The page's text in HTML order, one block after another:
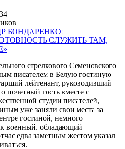
стрелкового Семеновского
писателем в Белую гостиную
лейтенант, руководивший
почетный гость вместе с
студии писателей,
уже заняли свои места за
гостиной, немного
военный, обладающий
едва заметным жестом указал